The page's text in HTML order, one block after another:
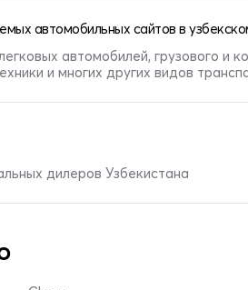
автомобильных сайтов в
автомобилей, грузового и
и многих других видов
дилеров Узбекистана